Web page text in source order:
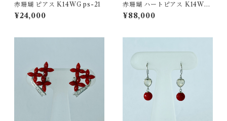
赤珊瑚 ピアス K14WG ps-21
¥24,000
赤珊瑚 ハートピアス K14WG
ps-25
¥88,000